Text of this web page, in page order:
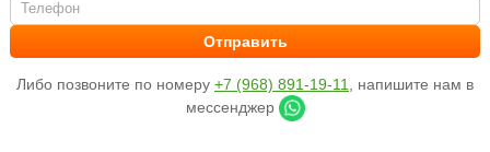
Либо позвоните по номеру +7 (968) 891-19-11
, напишите нам в
мессенджер